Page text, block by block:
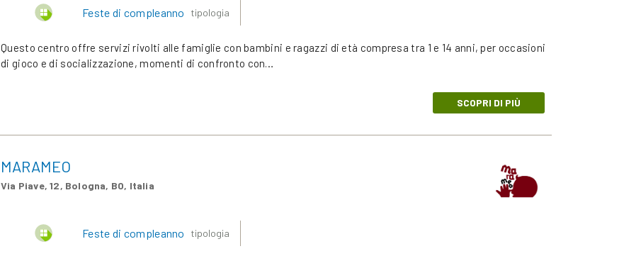
Feste di compleanno tipologia
Questo centro offre servizi rivolti alle famiglie con bambini e ragazzi di età compresa tra 1 e 14 anni, per occasioni
di gioco e di socializzazione, momenti di confronto con…
SCOPRI DI PIÙ
MARAMEO
Via Piave, 12, Bologna, BO, Italia
Feste di compleanno tipologia